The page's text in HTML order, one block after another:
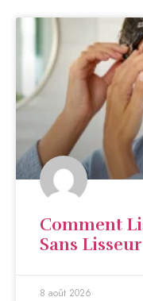
Comment
Sans
8 août 2026